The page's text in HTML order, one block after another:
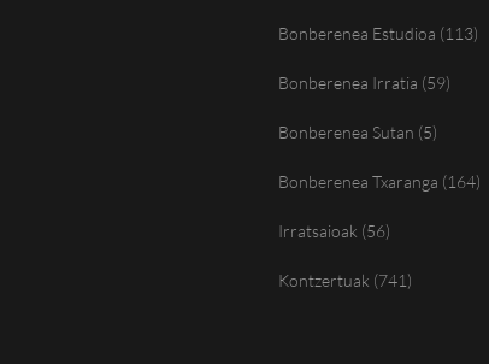
Bonberenea Estudioa (113)
Bonberenea Irratia (59)
Bonberenea Sutan (5)
Bonberenea Txaranga (164)
Irratsaioak (56)
Kontzertuak (741)